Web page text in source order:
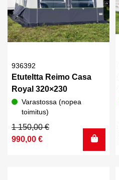
936392
Etuteltta Reimo Casa
Royal 320×230
Varastossa (nopea
toimitus)
1 150,00€
Alkuperäinen
hinta
990,00 €
Nykyinen
hinta